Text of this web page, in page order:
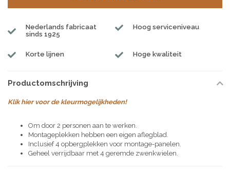
Nederlands fabricaat
sinds 1925
Hoog serviceniveau
Korte lijnen Hoge kwaliteit
Productomschrijving
Klik hier voor de kleurmogelijkheden!
Om door 2 personen aan te werken.
Montageplekken hebben een eigen aflegblad.
Inclusief 4 opbergplekken voor montage-panelen.
Geheel verrijdbaar met 4 geremde zwenkwielen.